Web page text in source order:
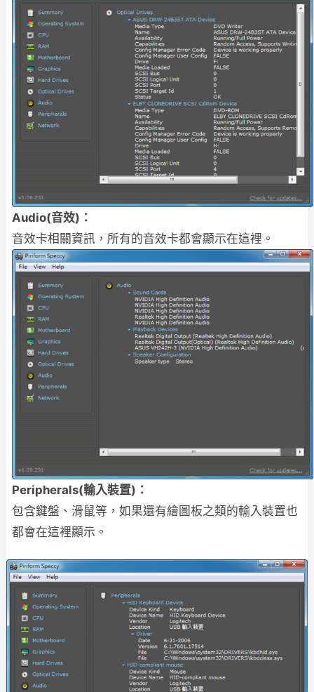
Audio(音效)：
音效卡相關資訊，所有的音效卡都會顯示在這裡。
Peripherals(輸入裝置)：
包含鍵盤、滑鼠等，如果還有繪圖板之類的輸入裝置也
都會在這裡顯示。